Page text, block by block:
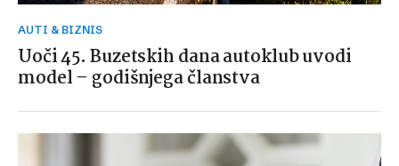
AUTI & BIZNIS
Uoči 45. Buzetskih dana autoklub uvodi
model – godišnjega članstva